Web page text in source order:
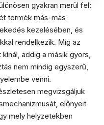
gyakran merül fel:
termék más-más
kezelésében, és
rendelkezik. Míg az
addig a másik gyors,
nem mindig egyszerű,
venni.
megvizsgáljuk
előnyeit
mely helyzetekben